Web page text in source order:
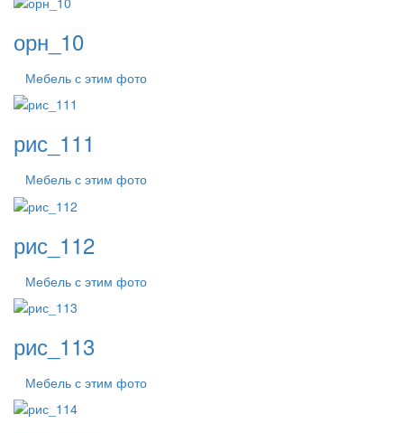
орн_10
Мебель с этим фото
рис_111
Мебель с этим фото
рис_112
Мебель с этим фото
рис_113
Мебель с этим фото